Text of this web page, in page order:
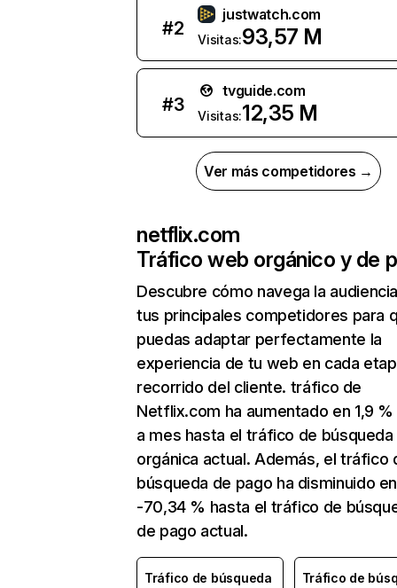
#2
justwatch.com
Visitas:93,57 M
#3
tvguide.com
Visitas:12,35 M
Ver más competidores →
netflix.com
Tráfico web orgánico y de
Descubre cómo navega la
tus principales competidores para
puedas adaptar perfectamente la
experiencia de tu web en cada
recorrido del cliente. tráfico de
Netflix.com ha aumentado en 1,9
a mes hasta el tráfico de búsqueda
orgánica actual. Además, el tráfico
búsqueda de pago ha disminuido en
-70,34 % hasta el tráfico de
de pago actual.
Tráfico de búsqueda
Tráfico de